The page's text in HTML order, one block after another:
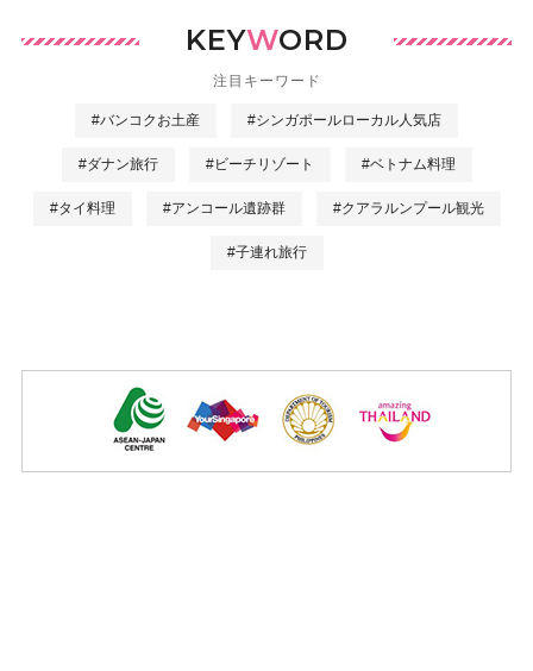
KEYWORD
注目キーワード
#バンコクお土産 #シンガポールローカル人気店
#ダナン旅行 #ビーチリゾート #ベトナム料理
#タイ料理 #アンコール遺跡群 #クアラルンプール観光
#子連れ旅行